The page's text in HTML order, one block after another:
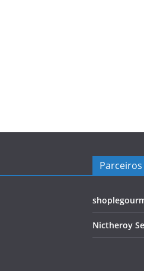
Parceiros
Nictheroy